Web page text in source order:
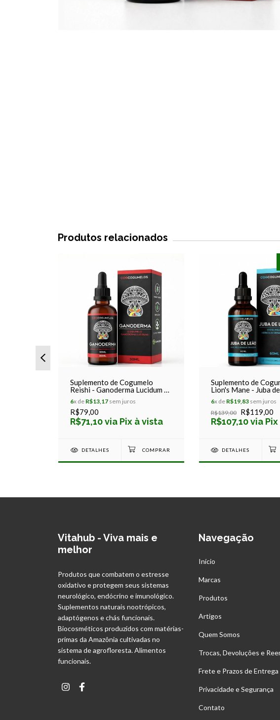
Produtos relacionados
Suplemento de Cogumelo
Reishi - Ganoderma Lucidum -
Cogcogumelos 30ml
6x de R$13,17 sem juros
R$79,00
R$71,10 via Pix à vista
DETALHES
Suplemento de
Lion's Mane - Juba
Hericium Erinaceus -
Cogumelos - 60ml
6x de R$19,83sem juros
R$139,00
R$119,00
R$107,10 via
DETALHES
Vitahub - Viva mais e
melhor
Produtos que combatem o estresse
oxidativo e protegem seus sistemas
neurológico, endócrino e imunológico.
Suplementos naturais nootrópicos,
adaptógenos e chás funcionais.
Biocosméticos produzidos com matérias-
primas da Amazônia cultivadas no
sistema de agrofloresta. Alimentos
funcionais.
Navegação
Início
Marcas
Produtos
Artigos
Quem Somos
Trocas, Devoluções e
Frete e Prazos de Entrega
Privacidade e Segurança
Contato